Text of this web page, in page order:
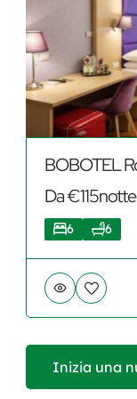
BOBOTEL
Da €115notte
6 6
Inizia una